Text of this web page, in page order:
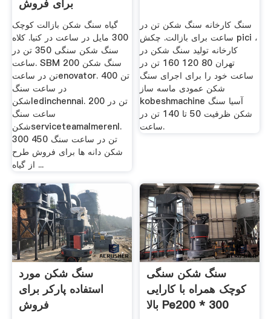
برای فروش
گیاه سنگ شکن بازالت کوچک
300 مایل در ساعت در کنیا. کلاه
سنگ شکن سنگی 350 تن در
ساعت. SBM سنگ شکن 200
تن در ساعتenovator. 400 تن
در ساعت سنگ
شکنledinchennai. 200 تن در
ساعت سنگ
شکنserviceteamalmerenl.
300 450 تن در ساعت سنگ
شکن دانه ها برای فروش طرح
از گیاه ...
سنگ کارخانه سنگ شکن تن در
ساعت برای بازالت. چکش pici ،
کارخانه تولید سنگ شکن در
تهران 80 120 160 تن در
ساعت خود را برای اجرای سنگ
شکن عمودی ماسه ساز
kobeshmachine آسیا سنگ
شکن ظرفیت 50 تا 140 تن در
ساعت.
سنگ شکن مورد
استفاده پارکر برای
فروش
سنگ شکن سنگی
کوچک همراه با کارایی
بالا Pe200 * 300